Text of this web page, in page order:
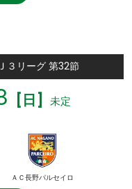
３リーグ 第32節
[日] 未定
ＡＣ長野パルセイロ